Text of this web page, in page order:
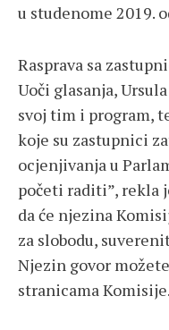
u studenome 2019.
Rasprava sa
Uoči glasanja,
svoj tim i program,
koje su zastupnici
ocjenjivanja u
početi raditi”, rekla
da će njezina
za slobodu,
Njezin govor
stranicama Komisije.